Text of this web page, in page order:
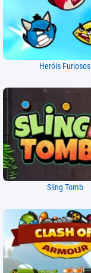
Heróis Furiosos
Sling Tomb